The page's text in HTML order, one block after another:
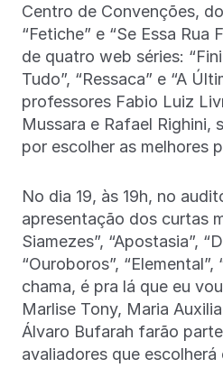
Centro de Convenções,
“Fetiche” e “Se Essa Rua
de quatro web séries:
Tudo”, “Ressaca” e “A
professores Fabio Luiz
Mussara e Rafael Righini,
por escolher as melhores
No dia 19, às 19h, no
apresentação dos curtas
Siamezes”, “Apostasia”,
“Ouroboros”, “Elemental”,
chama, é pra lá que eu
Marlise Tony, Maria
Álvaro Bufarah farão
avaliadores que